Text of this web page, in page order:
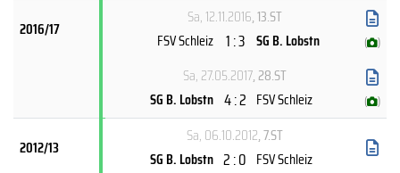
2016/17
Sa, 12.11.2016, 13.ST
FSV Schleiz 1 : 3 SG B. Lobstn ( )
Sa, 27.05.2017, 28.ST
SG B. Lobstn 4 : 2 FSV Schleiz ( )
2012/13
Sa, 06.10.2012, 7.ST
SG B. Lobstn 2 : 0 FSV Schleiz